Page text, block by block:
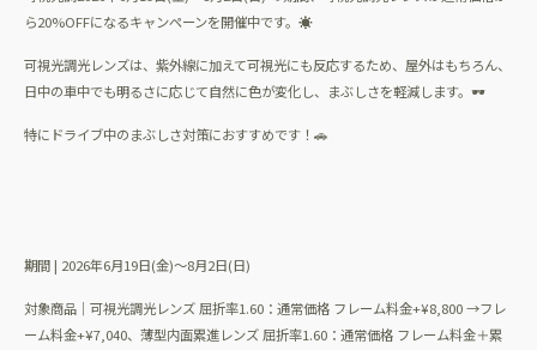
ら20%OFFになるキャンペーンを開催中です。☀️
可視光調光レンズは、紫外線に加えて可視光にも反応するため、屋外はもちろん、
日中の車中でも明るさに応じて自然に色が変化し、まぶしさを軽減します。🕶️
特に ドライブ中のまぶしさ対策におすすめです！🚗
期間 | 2026年6月19日(金)～8月2日(日)
対象商品｜可視光調光レンズ 屈折率1.60：通常価格 フレーム料金+¥8,800 →フレ
ーム料金+¥7,040、薄型内面累進レンズ 屈折率1.60：通常価格 フレーム料金＋累